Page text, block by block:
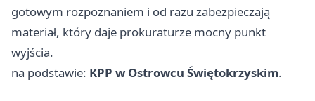
gotowym rozpoznaniem i od razu zabezpieczają
materiał, który daje prokuraturze mocny punkt
wyjścia.
na podstawie: KPP w Ostrowcu Świętokrzyskim.